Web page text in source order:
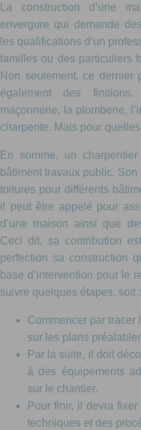
La construction d’une
envergure qui demande
les qualifications d’un
familles ou des particuliers
Non seulement, ce dernier
également des
maçonnerie, la plomberie,
charpente. Mais pour
En somme, un
bâtiment travaux public.
toitures pour différents
il peut être appelé pour
d’une maison ainsi que
Ceci dit, sa contribution
perfection sa construction
base d’intervention pour le
suivre quelques étapes, soit :
Commencer par tracer
sur les plans
Par la suite, il doit
à des équipements
sur le chantier.
Pour finir, il devra
techniques et des